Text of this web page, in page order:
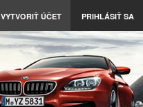
VYTVORIŤ ÚČET PRIHLÁSIŤ SA